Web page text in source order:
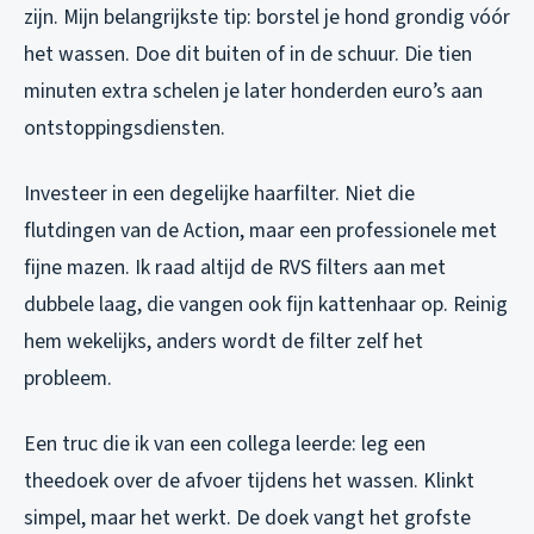
zijn. Mijn belangrijkste tip: borstel je hond grondig vóór
het wassen. Doe dit buiten of in de schuur. Die tien
minuten extra schelen je later honderden euro’s aan
ontstoppingsdiensten.
Investeer in een degelijke haarfilter. Niet die
flutdingen van de Action, maar een professionele met
fijne mazen. Ik raad altijd de RVS filters aan met
dubbele laag, die vangen ook fijn kattenhaar op. Reinig
hem wekelijks, anders wordt de filter zelf het
probleem.
Een truc die ik van een collega leerde: leg een
theedoek over de afvoer tijdens het wassen. Klinkt
simpel, maar het werkt. De doek vangt het grofste